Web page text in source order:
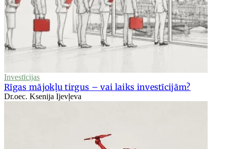
Investīcijas
Rīgas mājokļu tirgus – vai laiks investīcijām?
Dr.oec. Ksenija Ijevļeva